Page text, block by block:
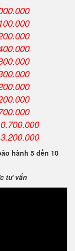
hành 5 đến 10
tư vấn